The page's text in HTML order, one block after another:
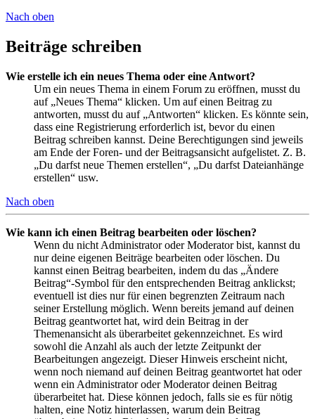
Nach oben
Beiträge schreiben
Wie erstelle ich ein neues Thema oder eine Antwort?
Um ein neues Thema in einem Forum zu eröffnen, musst du
auf „Neues Thema“ klicken. Um auf einen Beitrag zu
antworten, musst du auf „Antworten“ klicken. Es könnte sein,
dass eine Registrierung erforderlich ist, bevor du einen
Beitrag schreiben kannst. Deine Berechtigungen sind jeweils
am Ende der Foren- und der Beitragsansicht aufgelistet. Z. B.
„Du darfst neue Themen erstellen“, „Du darfst Dateianhänge
erstellen“ usw.
Nach oben
Wie kann ich einen Beitrag bearbeiten oder löschen?
Wenn du nicht Administrator oder Moderator bist, kannst du
nur deine eigenen Beiträge bearbeiten oder löschen. Du
kannst einen Beitrag bearbeiten, indem du das „Ändere
Beitrag“-Symbol für den entsprechenden Beitrag anklickst;
eventuell ist dies nur für einen begrenzten Zeitraum nach
seiner Erstellung möglich. Wenn bereits jemand auf deinen
Beitrag geantwortet hat, wird dein Beitrag in der
Themenansicht als überarbeitet gekennzeichnet. Es wird
sowohl die Anzahl als auch der letzte Zeitpunkt der
Bearbeitungen angezeigt. Dieser Hinweis erscheint nicht,
wenn noch niemand auf deinen Beitrag geantwortet hat oder
wenn ein Administrator oder Moderator deinen Beitrag
überarbeitet hat. Diese können jedoch, falls sie es für nötig
halten, eine Notiz hinterlassen, warum dein Beitrag